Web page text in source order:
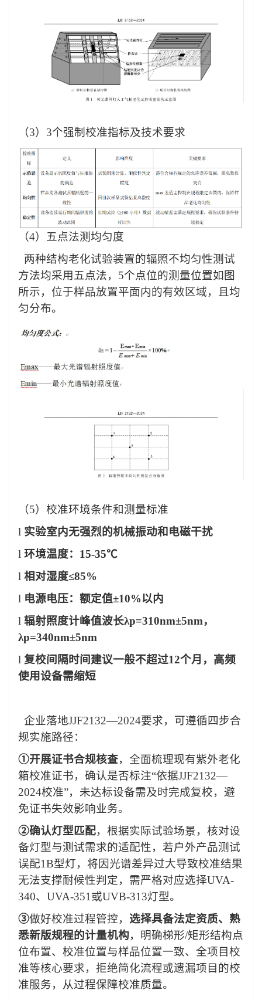
（3） 3个强制校准指标及技术要求
（4） 五点法测均匀度
两种结构老化试验装置的辐照不均匀性测试
方法均采用五点法， 5个点位的测量位置如图
所示，位于样品放置平面内的有效区域，且均
匀分布。
（5） 校准环境条件和测量标准
l 实验室内无强烈的机械振动和电磁干扰
l 环境温度： 15-35℃
l 相对湿度≤85%
l 电源电压：额定值±10%以内
l 辐射照度计峰值波长λp=310nm±5nm，
λp=340nm±5nm
l 复校间隔时间建议一般不超过12个月，高频
使用设备需缩短
企业落地JJF2132—2024要求，可遵循四步合
规实施路径：
①开展证书合规核查，全面梳理现有紫外老化
箱校准证书，确认是否标注“依据JJF2132—
2024校准”，未达标设备需及时完成复校，避
免证书失效影响业务。
②确认灯型匹配，根据实际试验场景，核对设
备灯型与测试需求的适配性，若户外产品测试
误配1B型灯，将因光谱差异过大导致校准结果
无法支撑耐候性判定，需严格对应选择UVA-
340、 UVA-351或UVB-313灯型。
③做好校准过程管控， 选择具备法定资质、熟
悉新版规程的计量机构，明确梯形/矩形结构点
位布置、校准位置与样品位置一致、全项目校
准等核心要求，拒绝简化流程或遗漏项目的校
准服务，从过程保障校准质量。